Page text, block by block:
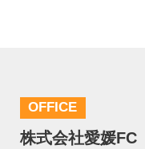
OFFICE
株式会社愛媛FC